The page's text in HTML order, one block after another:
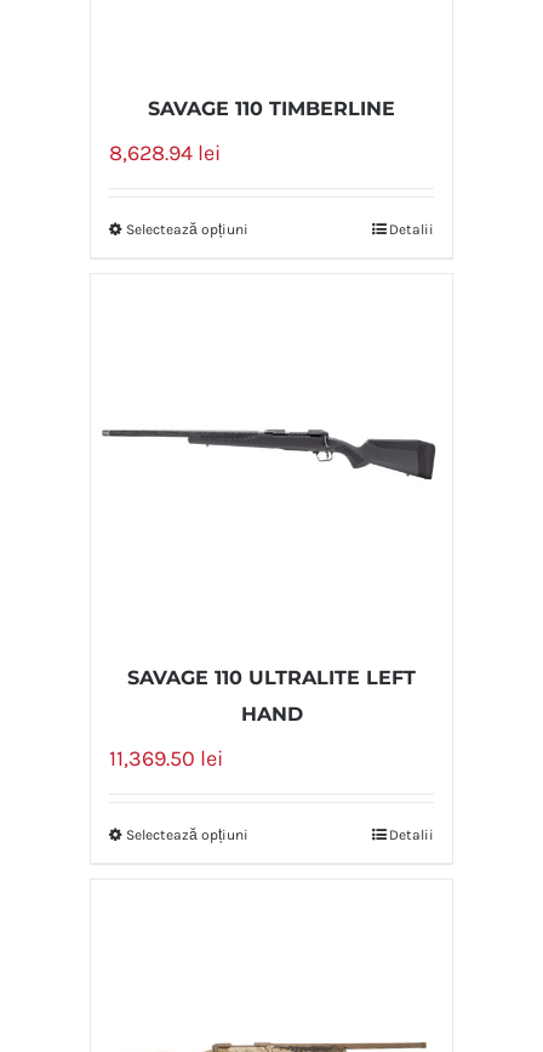
SAVAGE 110 TIMBERLINE
8,628.94 lei
Selectează opțiuni Detalii
SAVAGE 110 ULTRALITE LEFT
HAND
11,369.50 lei
Selectează opțiuni Detalii